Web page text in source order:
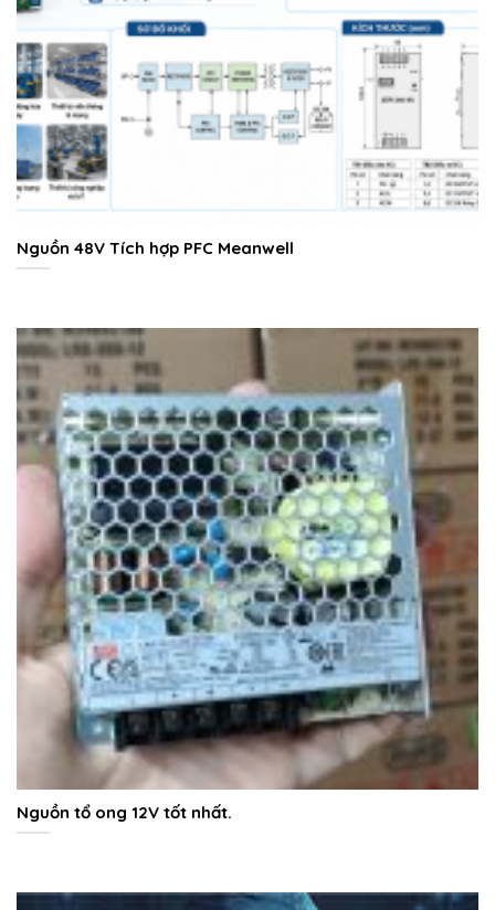
Nguồn 48V Tích hợp PFC Meanwell
Nguồn tổ ong 12V tốt nhất.